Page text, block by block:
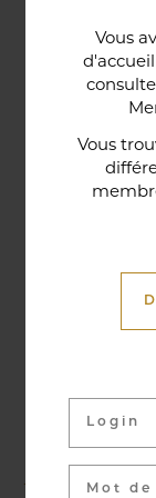
Vous
Vous
historique de
cette trace
être en ces
contribuent à
restaurant
relooké en